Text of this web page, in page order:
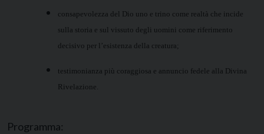
consapevolezza del Dio uno e trino come realtà che incide
sulla storia e sul vissuto degli uomini come riferimento
decisivo per l’esistenza della creatura;
testimonianza più coraggiosa e annuncio fedele alla Divina
Rivelazione.
Programma: